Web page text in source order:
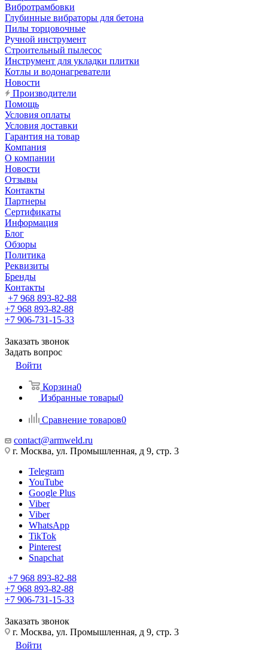
Вибротрамбовки
Глубинные вибраторы для бетона
Пилы торцовочные
Ручной инструмент
Строительный пылесос
Инструмент для укладки плитки
Котлы и водонагреватели
Новости
Производители
Помощь
Условия оплаты
Условия доставки
Гарантия на товар
Компания
О компании
Новости
Отзывы
Контакты
Партнеры
Сертификаты
Информация
Блог
Обзоры
Политика
Реквизиты
Бренды
Контакты
+7 968 893-82-88
+7 968 893-82-88
+7 906-731-15-33
Заказать звонок
Задать вопрос
Войти
Корзина0
Избранные товары0
Сравнение товаров0
contact@armweld.ru
г. Москва, ул. Промышленная, д 9, стр. 3
Telegram
YouTube
Google Plus
Viber
Viber
WhatsApp
TikTok
Pinterest
Snapchat
+7 968 893-82-88
+7 968 893-82-88
+7 906-731-15-33
Заказать звонок
г. Москва, ул. Промышленная, д 9, стр. 3
Войти